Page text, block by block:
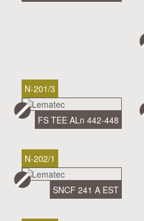
N-201/3
FS TEE ALn 442-448
N-202/1
SNCF 241 A EST